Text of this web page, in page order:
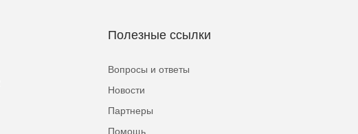
Полезные ссылки
Вопросы и ответы
Новости
Партнеры
Помощь